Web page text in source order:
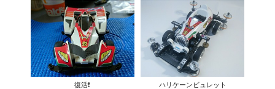
復活❗ ハリケーンビュレット